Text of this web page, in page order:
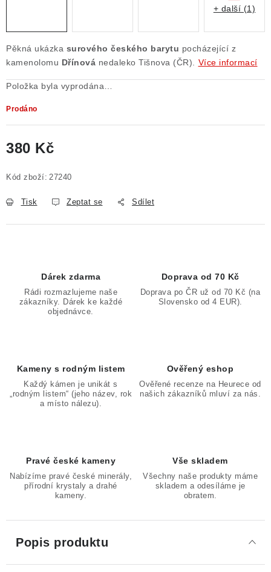
Ochrana osobních údajů
Výkup minerálů a drahých kamenů
Pěkná ukázka surového českého barytu pocházející z
kamenolomu Dřínová nedaleko Tišnova (ČR). Více informací
Položka byla vyprodána…
Prodáno
380 Kč
Kód zboží: 27240
Tisk Zeptat se Sdílet
+ další (1)
Dárek zdarma
Rádi rozmazlujeme naše
zákazníky. Dárek ke každé
objednávce.
Doprava od 70 Kč
Doprava po ČR už od 70 Kč (na
Slovensko od 4 EUR).
Kameny s rodným listem
Každý kámen je unikát s
„rodným listem“ (jeho název, rok
a místo nálezu).
Ověřený eshop
Ověřené recenze na Heurece od
našich zákazníků mluví za nás.
Pravé české kameny
Nabízíme pravé české minerály,
přírodní krystaly a drahé
kameny.
Vše skladem
Všechny naše produkty máme
skladem a odesíláme je
obratem.
Popis produktu